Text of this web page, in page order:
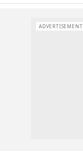
ADVERTISEMENT